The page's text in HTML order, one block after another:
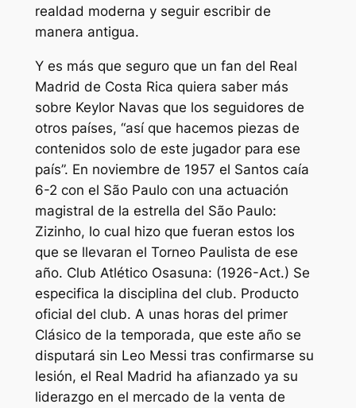
realdad moderna y seguir escribir de
manera antigua.
Y es más que seguro que un fan del Real
Madrid de Costa Rica quiera saber más
sobre Keylor Navas que los seguidores de
otros países, “así que hacemos piezas de
contenidos solo de este jugador para ese
país”. En noviembre de 1957 el Santos caía
6-2 con el São Paulo con una actuación
magistral de la estrella del São Paulo:
Zizinho, lo cual hizo que fueran estos los
que se llevaran el Torneo Paulista de ese
año. Club Atlético Osasuna: (1926-Act.) Se
especifica la disciplina del club. Producto
oficial del club. A unas horas del primer
Clásico de la temporada, que este año se
disputará sin Leo Messi tras confirmarse su
lesión, el Real Madrid ha afianzado ya su
liderazgo en el mercado de la venta de